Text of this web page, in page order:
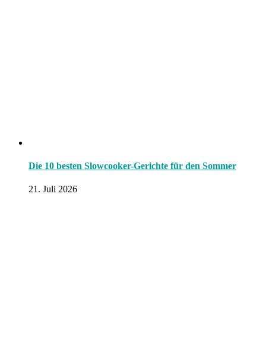
Die 10 besten Slowcooker-Gerichte für den Sommer
21. Juli 2026